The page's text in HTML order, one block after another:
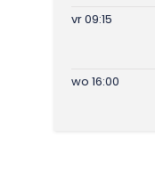
vr 09:15
wo 16:00